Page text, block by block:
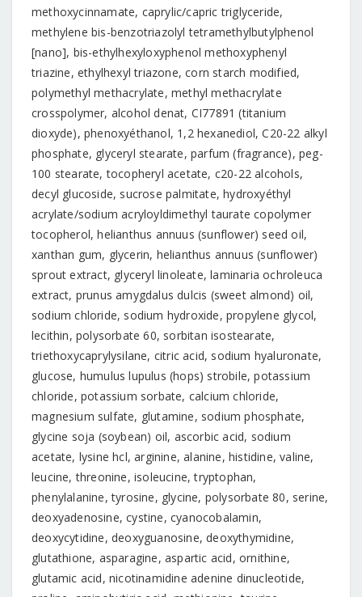
methoxycinnamate, caprylic/capric triglyceride,
methylene bis-benzotriazolyl tetramethylbutylphenol
[nano], bis-ethylhexyloxyphenol methoxyphenyl
triazine, ethylhexyl triazone, corn starch modified,
polymethyl methacrylate, methyl methacrylate
crosspolymer, alcohol denat, CI77891 (titanium
dioxyde), phenoxyéthanol, 1,2 hexanediol, C20-22 alkyl
phosphate, glyceryl stearate, parfum (fragrance), peg-
100 stearate, tocopheryl acetate, c20-22 alcohols,
decyl glucoside, sucrose palmitate, hydroxyéthyl
acrylate/sodium acryloyldimethyl taurate copolymer
tocopherol, helianthus annuus (sunflower) seed oil,
xanthan gum, glycerin, helianthus annuus (sunflower)
sprout extract, glyceryl linoleate, laminaria ochroleuca
extract, prunus amygdalus dulcis (sweet almond) oil,
sodium chloride, sodium hydroxide, propylene glycol,
lecithin, polysorbate 60, sorbitan isostearate,
triethoxycaprylysilane, citric acid, sodium hyaluronate,
glucose, humulus lupulus (hops) strobile, potassium
chloride, potassium sorbate, calcium chloride,
magnesium sulfate, glutamine, sodium phosphate,
glycine soja (soybean) oil, ascorbic acid, sodium
acetate, lysine hcl, arginine, alanine, histidine, valine,
leucine, threonine, isoleucine, tryptophan,
phenylalanine, tyrosine, glycine, polysorbate 80, serine,
deoxyadenosine, cystine, cyanocobalamin,
deoxycytidine, deoxyguanosine, deoxythymidine,
glutathione, asparagine, aspartic acid, ornithine,
glutamic acid, nicotinamidine adenine dinucleotide,